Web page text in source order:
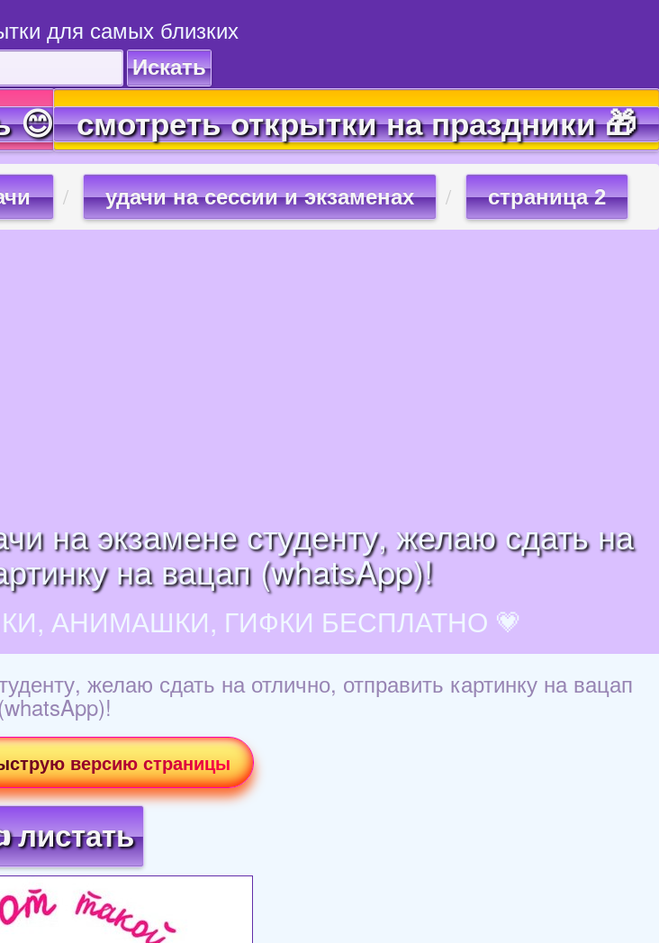
для самых близких
Искать
😊 смотреть открытки на праздники 🎁
удачи на сессии и экзаменах страница 2
на экзамене студенту, желаю сдать на
на вацап (whatsApp)!
АНИМАШКИ, ГИФКИ БЕСПЛАТНО 💗
желаю сдать на отлично, отправить картинку на вацап
версию страницы
листать
картинки...